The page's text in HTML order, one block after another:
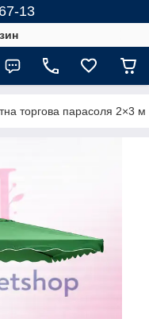
13
торгова парасоля 2×3 м